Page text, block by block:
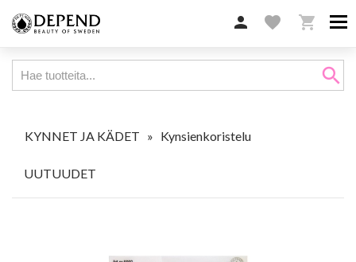
 favorite 
search
KYNNET JA KÄDET » Kynsienkoristelu
UUTUUDET